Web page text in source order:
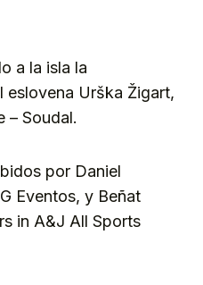
a la isla la
eslovena Urška Žigart,
– Soudal.
por Daniel
Eventos, y Beñat
in A&J All Sports